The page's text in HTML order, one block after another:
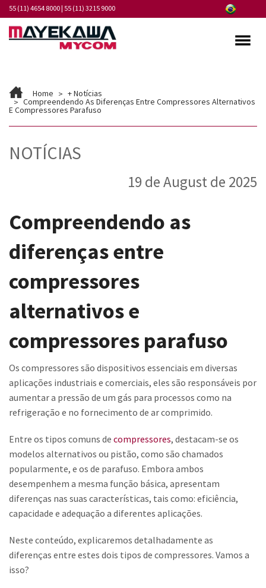
55 (11) 4654 8000| 55 (11) 3215 9000
Programa de Integridade
Mercados
Produtos
Fornecedores
Notícias
Contato
Trabalhe Conosco
Home + Notícias
Compreendendo As Diferenças Entre Compressores Alternativos
E Compressores Parafuso
NOTÍCIAS
19 de August de 2025
Compreendendo as
diferenças entre
compressores
alternativos e
compressores parafuso
Os compressores são dispositivos essenciais em diversas
aplicações industriais e comerciais, eles são responsáveis por
aumentar a pressão de um gás para processos como na
refrigeração e no fornecimento de ar comprimido.
Entre os tipos comuns de compressores, destacam-se os
modelos alternativos ou pistão, como são chamados
popularmente, e os de parafuso. Embora ambos
desempenhem a mesma função básica, apresentam
diferenças nas suas características, tais como: eficiência,
capacidade e adequação a diferentes aplicações.
Neste conteúdo, explicaremos detalhadamente as
diferenças entre estes dois tipos de compressores. Vamos a
isso?